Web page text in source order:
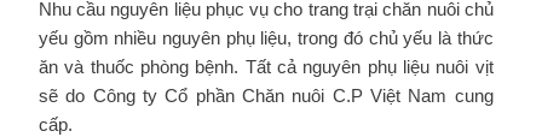
Nhu cầu nguyên liệu phục vụ cho trang trại chăn nuôi chủ
yếu gồm nhiều nguyên phụ liệu, trong đó chủ yếu là thức
ăn và thuốc phòng bệnh. Tất cả nguyên phụ liệu nuôi vịt
sẽ do Công ty Cổ phần Chăn nuôi C.P Việt Nam cung
cấp.